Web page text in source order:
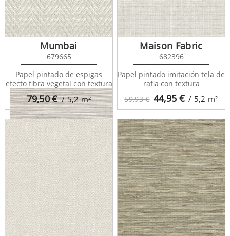
Sisay Texture 681830
Sisay Texture 681831
79,50€ / 5,2m²
Mumbai
679665
Papel pintado de espigas
efecto fibra vegetal con textura
59,93 € 44,95 € / 5,2 m²
Maison Fabric
682396
Papel pintado imitación tela de
rafia con textura